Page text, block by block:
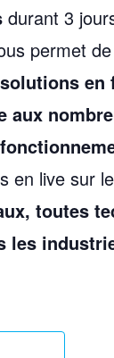
durant 3
permet
en
aux
en live sur
toutes
les